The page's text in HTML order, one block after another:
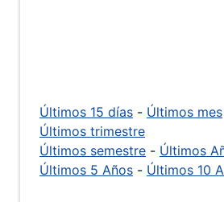
Últimos 15 días - Últimos mes
Últimos trimestre
Últimos semestre - Últimos
Últimos 5 Años - Últimos 10